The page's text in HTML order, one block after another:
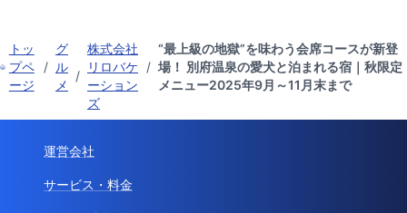
トッ
プペ
ージ
/
グ
ル
メ
/
株式会社
リロバケ
ーション
ズ
/
“最上級の地獄”を味わう会席コースが新登
場！ 別府温泉の愛犬と泊まれる宿｜秋限定
メニュー2025年9月～11月末まで
運営会社
サービス・料金